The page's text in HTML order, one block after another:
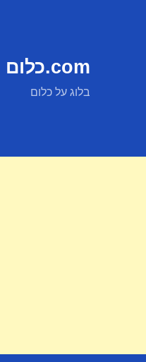
com.כלום
בלוג על כלום